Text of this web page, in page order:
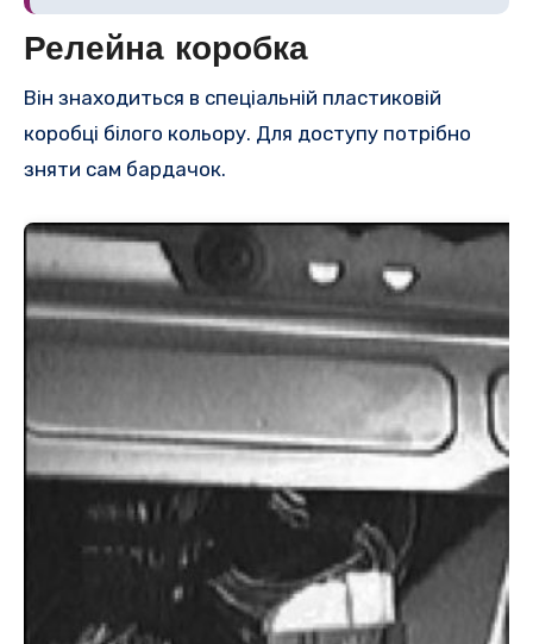
Релейна коробка
Він знаходиться в спеціальній пластиковій
коробці білого кольору. Для доступу потрібно
зняти сам бардачок.